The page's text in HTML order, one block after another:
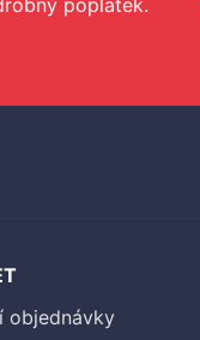
poplatek.
objednávky